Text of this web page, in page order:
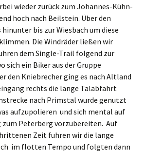
wieder zurück zum Johannes-Kühn-
hoch nach Beilstein. Über den
bis zur Wiesbach um diese
Die Windräder ließen wir
dem Single-Trail folgend zur
sich ein Biker aus der Gruppe
den Kniebrecher ging es nach Altland
rechts die lange Talabfahrt
nach Primstal wurde genutzt
aufzupolieren und sich mental auf
zum Peterberg vorzubereiten. Auf
Zeit fuhren wir die lange
im flotten Tempo und folgten dann